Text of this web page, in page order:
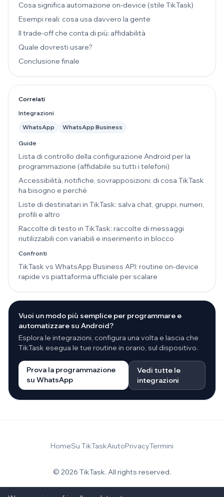
Cosa significa automazione on-device (stile TikTask)
Esempi reali: cosa usa davvero la gente
Il trade-off che conta di più: affidabilità
Quale dovresti usare?
Conclusione finale
Correlati
Integrazioni
WhatsApp
WhatsApp Business
Guide
Lista di controllo della configurazione Android per la
programmazione (affidabile su tutti i telefoni)
Accessibilità, notifiche, sovrapposizioni: di cosa TikTask
ha bisogno e perché
Liste di destinatari in TikTask: salva chat, gruppi, numeri,
profili e altro
Raccolte di testo in TikTask: raccolte di messaggi
riutilizzabili con variabili e inserimento in blocco
Confronti
TikTask vs WhatsApp Business API: routine on-device
rapide vs piattaforma ufficiale per scalare
Vuoi un modo più semplice per programmare e
automatizzare su Android?
Esplora le integrazioni, configura una volta e lascia che
TikTask esegua le tue routine in orario, sul dispositivo.
Prova la programmazione
su WhatsApp
Vedi tutte le
integrazioni
HomeSu TikTaskAiutoPrivacyTermini
© 2026 TikTask. All rights reserved.